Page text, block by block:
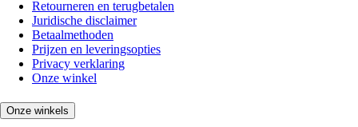
Retourneren en terugbetalen
Juridische disclaimer
Betaalmethoden
Prijzen en leveringsopties
Privacy verklaring
Onze winkel
Onze winkels